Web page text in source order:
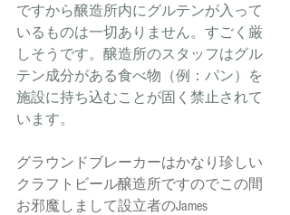
ですから醸造所内にグルテンが入って
いるものは一切ありません。すごく厳
しそうです。醸造所のスタッフはグル
テン成分がある食べ物（例：パン）を
施設に持ち込むことが固く禁止されて
います。
グラウンドブレーカーはかなり珍しい
クラフトビール醸造所ですのでこの間
お邪魔しまして設立者のJames